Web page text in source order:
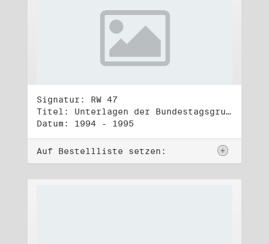
Signatur: RW 47
Titel: Unterlagen der Bundestagsgruppe und -fraktion Bündnis 90/Die Grünen (3)
Datum: 1994 - 1995
Auf Bestellliste setzen: